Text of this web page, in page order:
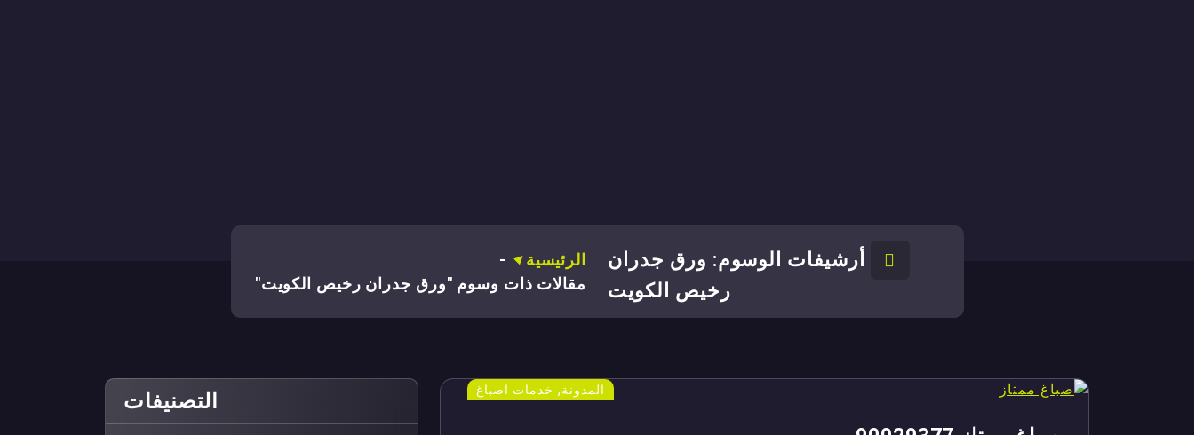
أرشيفات الوسوم: ورق جدران
رخيص الكويت
الرئيسية
-
مقالات ذات وسوم "ورق جدران رخيص الكويت"
المدونة, خدمات اصباغ التصنيفات